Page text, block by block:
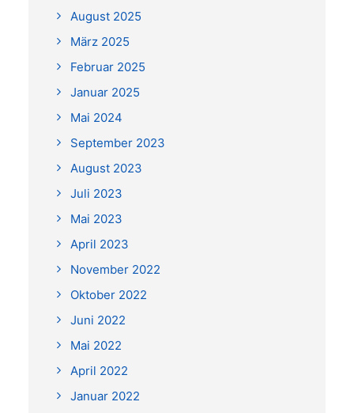
August 2025
März 2025
Februar 2025
Januar 2025
Mai 2024
September 2023
August 2023
Juli 2023
Mai 2023
April 2023
November 2022
Oktober 2022
Juni 2022
Mai 2022
April 2022
Januar 2022